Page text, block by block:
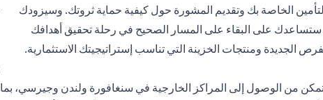
الخاصة بك وتقديم المشورة حول كيفية حماية ثروتك. وسيزودك
ستساعدك على البقاء على المسار الصحيح في رحلة تحقيق أهدافك
الجديدة ومنتجات الخزينة التي تناسب إستراتيجيتك الاستثمارية.
من الوصول إلى المراكز الخارجية في سنغافورة ولندن وجيرسي، بما